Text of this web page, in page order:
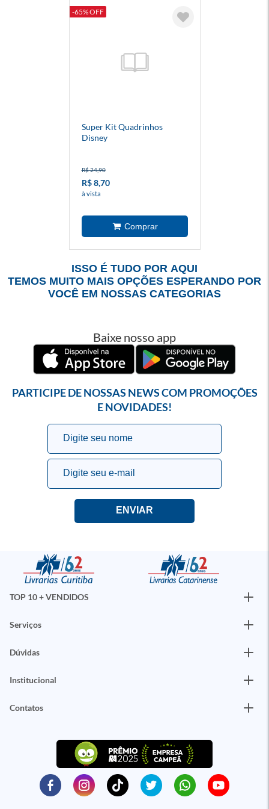
-65% OFF
Super Kit Quadrinhos
Disney
R$ 24,90
R$ 8,70
à vista
ISSO É TUDO POR AQUI
TEMOS MUITO MAIS OPÇÕES ESPERANDO POR
VOCÊ EM NOSSAS CATEGORIAS
Baixe nosso app
PARTICIPE DE NOSSAS NEWS COM PROMOÇÕES
E NOVIDADES!
TOP 10 + VENDIDOS
Serviços
Dúvidas
Institucional
Contatos